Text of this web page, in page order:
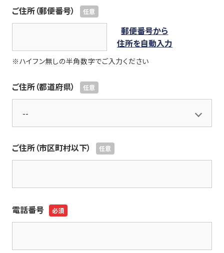
ご住所（郵便番号）
郵便番号から
住所を自動入力
※ハイフン無しの半角数字でご入力ください
ご住所（都道府県）
ご住所（市区町村以下）
電話番号